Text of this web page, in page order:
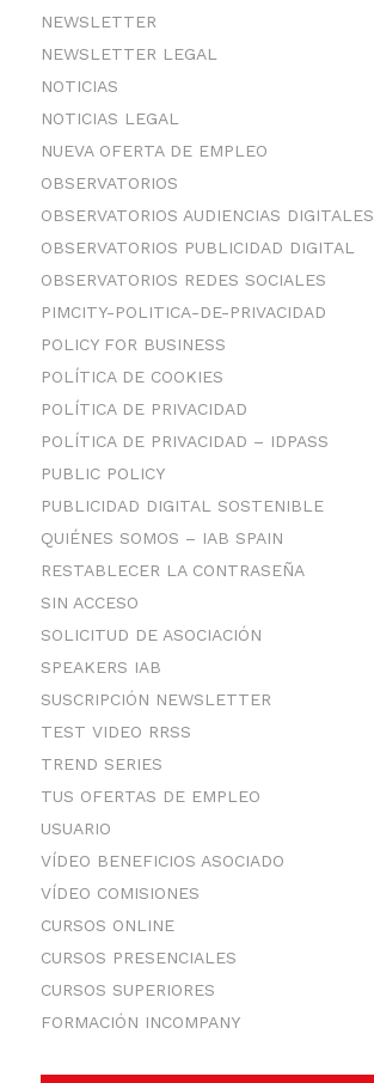
NEWSLETTER
NEWSLETTER LEGAL
NOTICIAS
NOTICIAS LEGAL
NUEVA OFERTA DE EMPLEO
OBSERVATORIOS
OBSERVATORIOS AUDIENCIAS DIGITALES
OBSERVATORIOS PUBLICIDAD DIGITAL
OBSERVATORIOS REDES SOCIALES
PIMCITY-POLITICA-DE-PRIVACIDAD
POLICY FOR BUSINESS
POLÍTICA DE COOKIES
POLÍTICA DE PRIVACIDAD
POLÍTICA DE PRIVACIDAD – IDPASS
PUBLIC POLICY
PUBLICIDAD DIGITAL SOSTENIBLE
QUIÉNES SOMOS – IAB SPAIN
RESTABLECER LA CONTRASEÑA
SIN ACCESO
SOLICITUD DE ASOCIACIÓN
SPEAKERS IAB
SUSCRIPCIÓN NEWSLETTER
TEST VIDEO RRSS
TREND SERIES
TUS OFERTAS DE EMPLEO
USUARIO
VÍDEO BENEFICIOS ASOCIADO
VÍDEO COMISIONES
CURSOS ONLINE
CURSOS PRESENCIALES
CURSOS SUPERIORES
FORMACIÓN INCOMPANY